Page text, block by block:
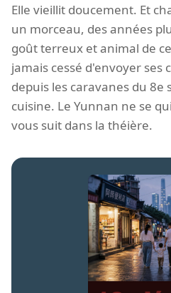
Elle vieillit doucement. Et
un morceau, des années
goût terreux et animal de
jamais cessé d'envoyer ses
depuis les caravanes du 8e
cuisine. Le Yunnan ne se
vous suit dans la théière.